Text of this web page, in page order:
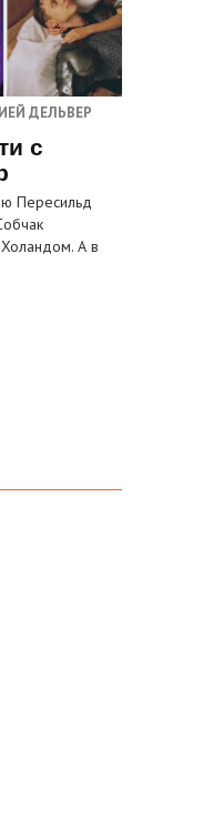
ДЕЛЬВЕР
с
Пересильд
Холандом. А в